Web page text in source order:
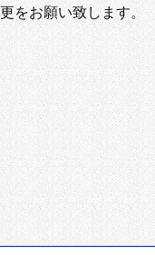
をお願い致します。